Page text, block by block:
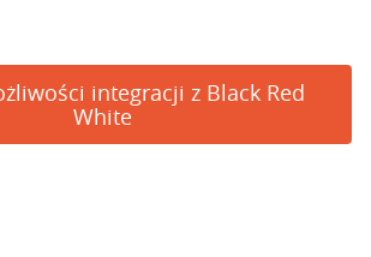
integracji z Black Red
White